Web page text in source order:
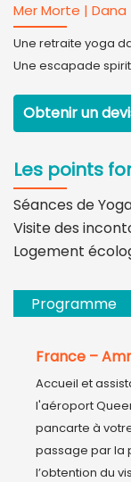
Mer Morte | Dana
Une retraite yoga
Une escapade
Obtenir un
Les points
Séances de
Visite des
Logement
Programme
France –
Accueil et
l'aéroport
pancarte à
passage par la
l’obtention du